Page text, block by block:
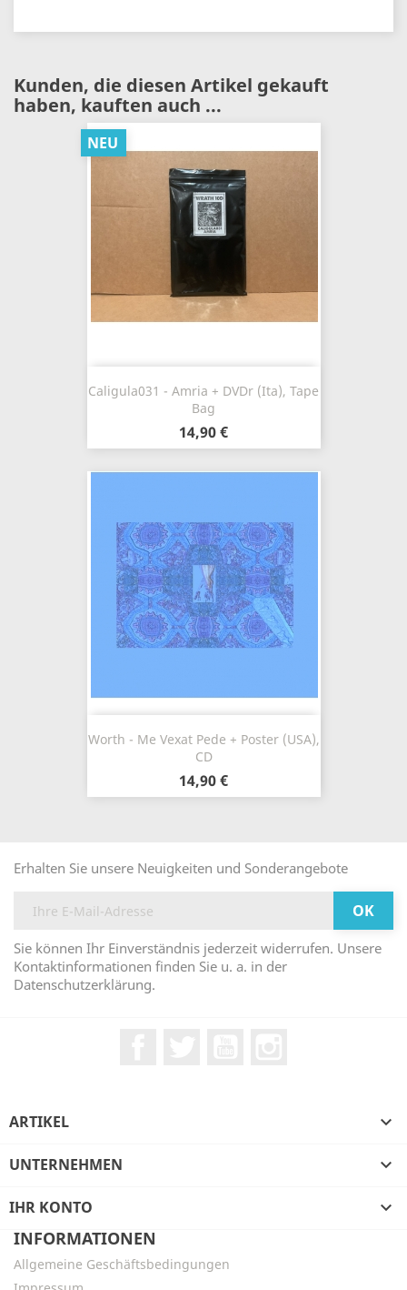
Kunden, die diesen Artikel gekauft
haben, kauften auch ...
Caligula031 - Amria + DVDr (Ita), Tape
Bag
14,90 €
NEU
Worth - Me Vexat Pede + Poster (USA),
CD
14,90 €
Erhalten Sie unsere Neuigkeiten und Sonderangebote
Sie können Ihr Einverständnis jederzeit widerrufen. Unsere
Kontaktinformationen finden Sie u. a. in der
Datenschutzerklärung.
ARTIKEL 
UNTERNEHMEN 
IHR KONTO

INFORMATIONEN
Allgemeine Geschäftsbedingungen